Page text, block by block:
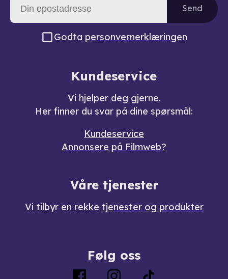
Send
Godta personvernerklæringen
Kundeservice
Vi hjelper deg gjerne.
Her finner du svar på dine spørsmål:
Kundeservice
Annonsere på Filmweb?
Våre tjenester
Vi tilbyr en rekke tjenester og produkter
Følg oss